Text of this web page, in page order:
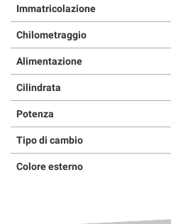
Immatricolazione
Chilometraggio
Alimentazione
Cilindrata
Potenza
Tipo di cambio
Colore esterno